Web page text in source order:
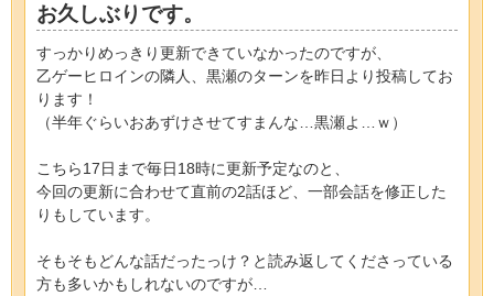
お久しぶりです。
すっかりめっきり更新できていなかったのですが、
乙ゲーヒロインの隣人、黒瀬のターンを昨日より投稿してお
ります！
（半年ぐらいおあずけさせてすまんな…黒瀬よ…ｗ）
こちら17日まで毎日18時に更新予定なのと、
今回の更新に合わせて直前の2話ほど、一部会話を修正した
りもしています。
そもそもどんな話だったっけ？と読み返してくださっている
方も多いかもしれないのですが…